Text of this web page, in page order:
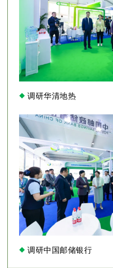
调研华清地热
调研中国邮储银行